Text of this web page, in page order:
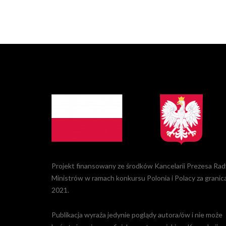
Projekt finansowany ze środków Kancelarii Prezesa
Ministrów w ramach konkursu Polonia i Polacy za
2021.
Publikacja wyraża jedynie poglądy autora/ów i nie może